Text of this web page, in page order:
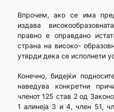
Впрочем, ако се има
издава
правно е оправдано
страна на високо-
утврди дека се исполнети
Конечно, бидејќи
наведува конкретни
членот 125 став 2 од
1 алинеја 3 и 4, член 51,